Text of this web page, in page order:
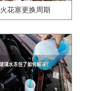
火花塞更换周期